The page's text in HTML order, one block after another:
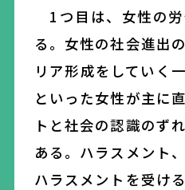
1つ目は、女性の
る。女性の社会進出
リア形成をしていく
といった女性が主に
トと社会の認識のず
ある。ハラスメント
ハラスメントを受け